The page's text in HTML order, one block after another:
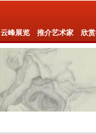
云峰展览 推介艺术家 欣